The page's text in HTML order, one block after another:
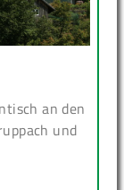
an den
und